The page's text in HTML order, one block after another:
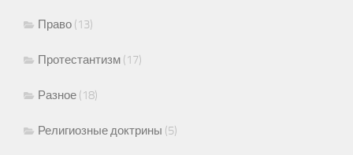
Право (13)
Протестантизм (17)
Разное (18)
Религиозные доктрины (5)